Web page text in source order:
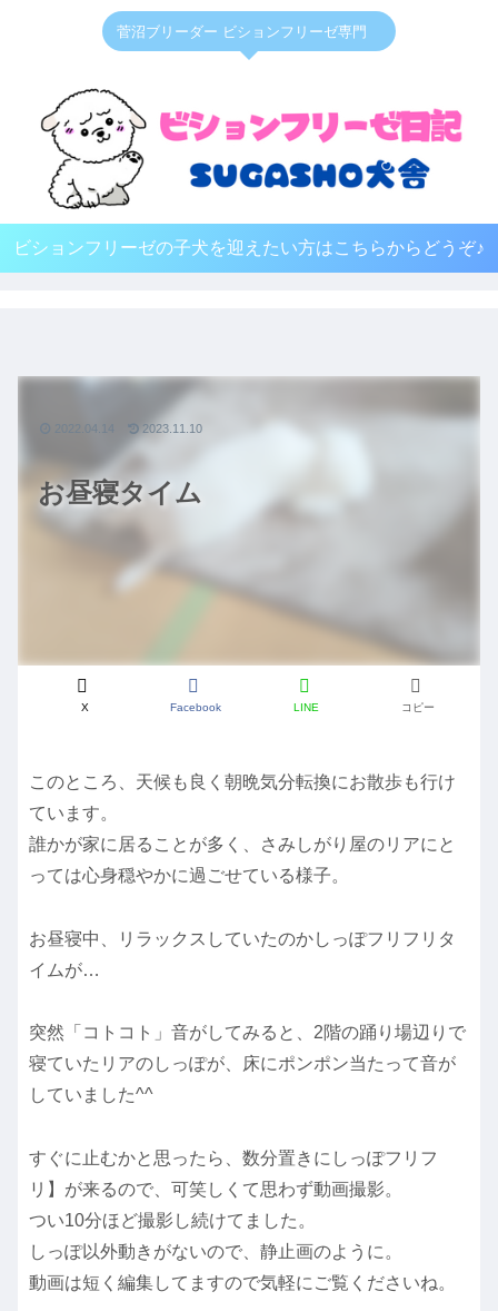
菅沼ブリーダー ビションフリーゼ専門
ビションフリーゼの子犬を迎えたい方はこちらからどうぞ♪
お昼寝タイム
X Facebook LINE コピー
2022.04.14 2023.11.10
このところ、天候も良く朝晩気分転換にお散歩も行け
ています。
誰かが家に居ることが多く、さみしがり屋のリアにと
っては心身穏やかに過ごせている様子。
お昼寝中、リラックスしていたのかしっぽフリフリタ
イムが…
突然「コトコト」音がしてみると、2階の踊り場辺りで
寝ていたリアのしっぽが、床にポンポン当たって音が
していました^^
すぐに止むかと思ったら、数分置きにしっぽフリフ
リ】が来るので、可笑しくて思わず動画撮影。
つい10分ほど撮影し続けてました。
しっぽ以外動きがないので、静止画のように。
動画は短く編集してますので気軽にご覧くださいね。